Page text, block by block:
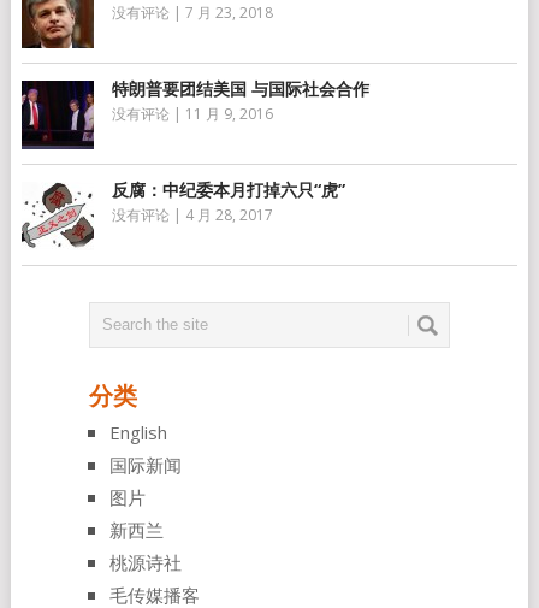
没有评论 | 7 月 23, 2018
特朗普要团结美国 与国际社会合作
没有评论 | 11 月 9, 2016
反腐：中纪委本月打掉六只“虎”
没有评论 | 4 月 28, 2017
分类
English
国际新闻
图片
新西兰
桃源诗社
毛传媒播客